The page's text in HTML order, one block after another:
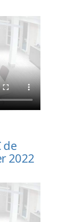
de
2022